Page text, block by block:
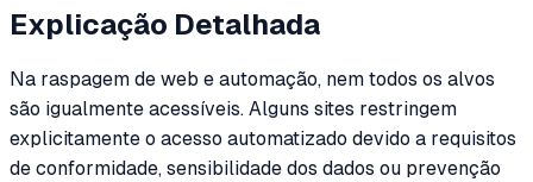
Explicação Detalhada
Na raspagem de web e automação, nem todos os alvos
são igualmente acessíveis. Alguns sites restringem
explicitamente o acesso automatizado devido a requisitos
de conformidade, sensibilidade dos dados ou prevenção